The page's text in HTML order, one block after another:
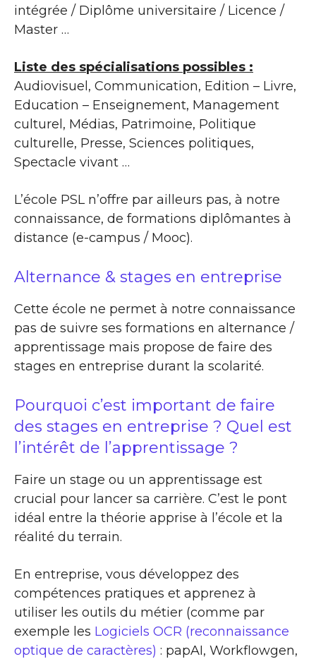
intégrée / Diplôme universitaire / Licence /
Master …
Liste des spécialisations possibles :
Audiovisuel, Communication, Edition – Livre,
Education – Enseignement, Management
culturel, Médias, Patrimoine, Politique
culturelle, Presse, Sciences politiques,
Spectacle vivant …
L’école PSL n’offre par ailleurs pas, à notre
connaissance, de formations diplômantes à
distance (e-campus / Mooc).
Alternance & stages en entreprise
Cette école ne permet à notre connaissance
pas de suivre ses formations en alternance /
apprentissage mais propose de faire des
stages en entreprise durant la scolarité.
Pourquoi c’est important de faire
des stages en entreprise ? Quel est
l’intérêt de l’apprentissage ?
Faire un stage ou un apprentissage est
crucial pour lancer sa carrière. C’est le pont
idéal entre la théorie apprise à l’école et la
réalité du terrain.
En entreprise, vous développez des
compétences pratiques et apprenez à
utiliser les outils du métier (comme par
exemple les Logiciels OCR (reconnaissance
optique de caractères) : papAI, Workflowgen,